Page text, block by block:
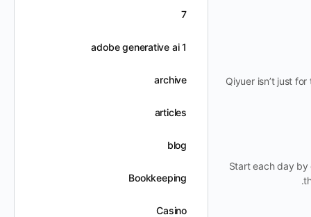
Qiyuer isn’t just
Start each day by
7
adobe generative ai 1
archive
articles
blog
Bookkeeping
Casino